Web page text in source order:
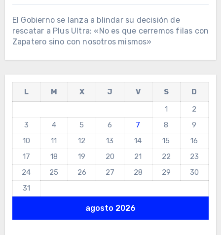
El Gobierno se lanza a blindar su decisión de
rescatar a Plus Ultra: «No es que cerremos filas con
Zapatero sino con nosotros mismos»
agosto 2026
L M X J V S
D
1
2
3
4 5 6 7 8
9
10
11 12 13 14 15
16
17
18 19 20 21 22
23
24
25 26 27 28 29
30
31